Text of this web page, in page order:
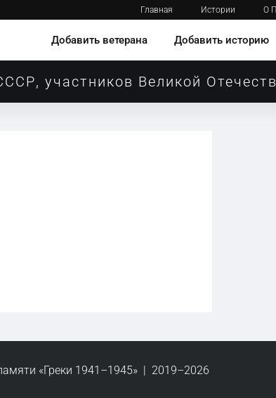
Главная Истории О
Добавить ветерана Добавить историю
участников Великой
«Греки 1941–1945» | 2019–2026